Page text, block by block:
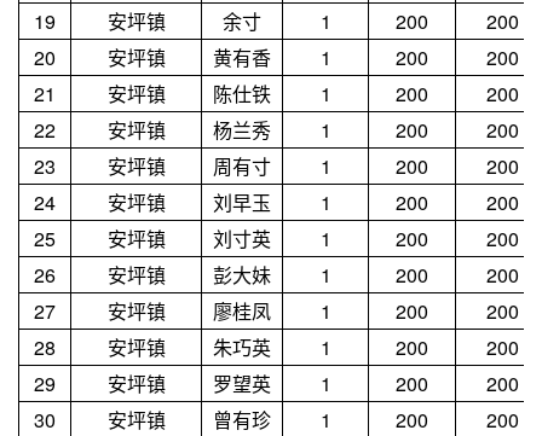
19
安坪镇 余寸 1 200
200
20
安坪镇 黄有香 1 200
200
21
安坪镇 陈仕铁 1 200
200
22
安坪镇 杨兰秀 1 200
200
23
安坪镇 周有寸 1 200
200
24
安坪镇 刘早玉 1 200
200
25
安坪镇 刘寸英 1 200
200
26
安坪镇 彭大妹 1 200
200
27
安坪镇 廖桂凤 1 200
200
28
安坪镇 朱巧英 1 200
200
29
安坪镇 罗望英 1 200
200
30
安坪镇 曾有珍 1 200
200